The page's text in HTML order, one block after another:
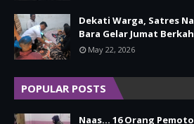
Dekati Warga, Satres
Bara Gelar Jumat
May 22, 2026
POPULAR POSTS
Naas... 16 Orang